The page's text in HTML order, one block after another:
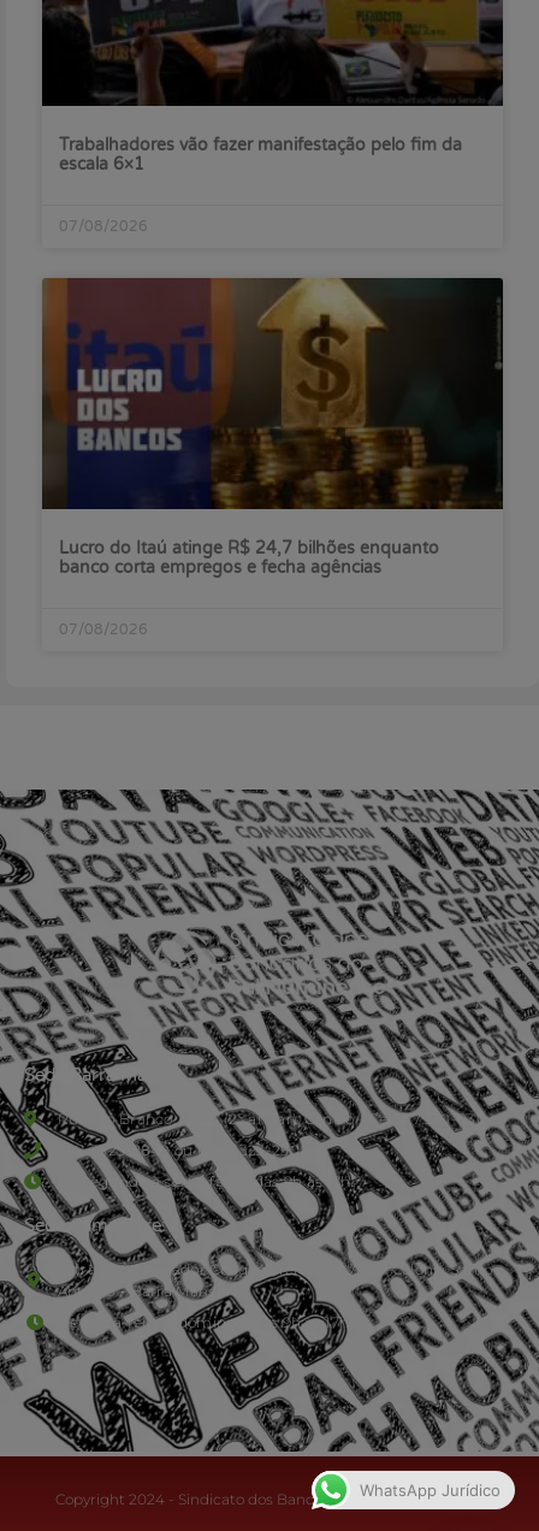
Trabalhadores vão fazer manifestação pelo fim da
escala 6×1
07/08/2026
Lucro do Itaú atinge R$ 24,7 bilhões enquanto
banco corta empregos e fecha agências
07/08/2026
Sede Barra Mansa
Rua Rio Branco, nº107 (2º andar), Centro - Cep: 27.330-030
(24) 3323-2848 ou (24) 3323-2500
De segunda à sexta-feira , das 9h às 17h.
Sede Campestre:
Estrada Governador Chagas Freitas – 3.780 – Colônia Santo
Antônio – Barra Mansa
De terça-feira a domingo, das 9h às 17h
Copyright 2024 - Sindicato dos Bancários do Sul Fluminense
WhatsApp Jurídico